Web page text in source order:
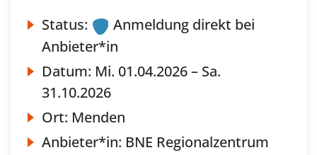
Status:
Anmeldung direkt bei
Anbieter*in
Datum: Mi. 01.04.2026 – Sa.
31.10.2026
Ort: Menden
Anbieter*in: BNE Regionalzentrum